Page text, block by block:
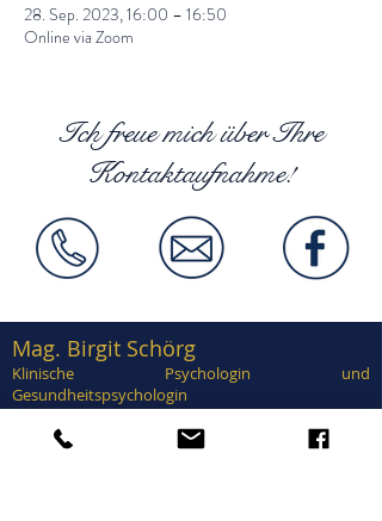
28. Sep. 2023, 16:00 – 16:50
Online via Zoom
Ich freue mich über Ihre
Kontaktaufnahme!
Mag. Birgit Schörg
Klinische Psychologin und
Gesundheitspsychologin
Supervisorin, EuroPsy zertifiziert
Zertifiziert in Traumatherapie, EMDR,